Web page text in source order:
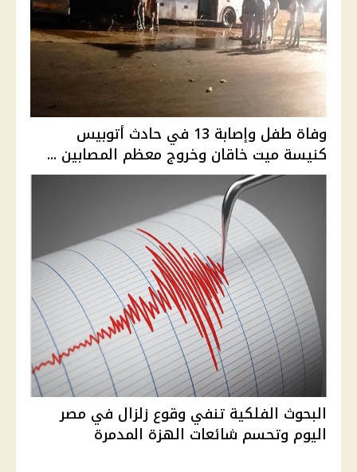
وفاة طفل وإصابة 13 في حادث أتوبيس
كنيسة ميت خاقان وخروج معظم المصابين ...
البحوث الفلكية تنفي وقوع زلزال في مصر
اليوم وتحسم شائعات الهزة المدمرة